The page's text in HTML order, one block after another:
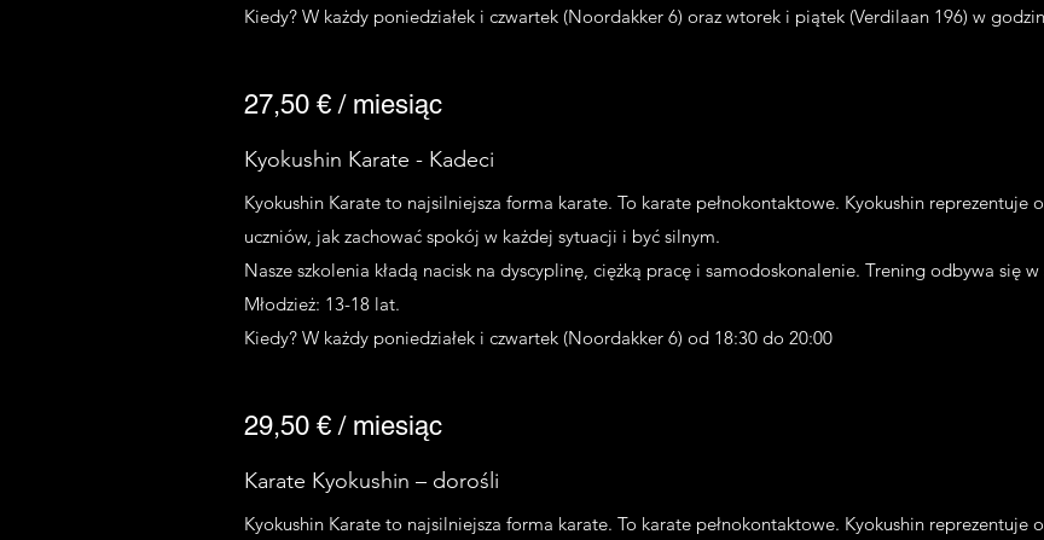
Kiedy? W każdy poniedziałek i czwartek (Noordakker 6) oraz wtorek i piątek (Verdilaan 196) w
27,50 € / miesiąc
Kyokushin Karate - Kadeci
Kyokushin Karate to najsilniejsza forma karate. To karate pełnokontaktowe. Kyokushin reprezentuje
uczniów, jak zachować spokój w każdej sytuacji i być silnym.
Nasze szkolenia kładą nacisk na dyscyplinę, ciężką pracę i samodoskonalenie. Trening odbywa się
Młodzież: 13-18 lat.
Kiedy? W każdy poniedziałek i czwartek (Noordakker 6) od 18:30 do 20:00
29,50 € / miesiąc
Karate Kyokushin – dorośli
Kyokushin Karate to najsilniejsza forma karate. To karate pełnokontaktowe. Kyokushin reprezentuje